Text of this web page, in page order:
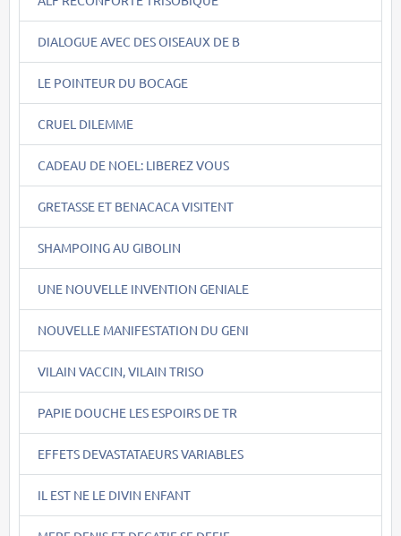
DIALOGUE AVEC DES OISEAUX DE B
LE POINTEUR DU BOCAGE
CRUEL DILEMME
CADEAU DE NOEL: LIBEREZ VOUS
GRETASSE ET BENACACA VISITENT
SHAMPOING AU GIBOLIN
UNE NOUVELLE INVENTION GENIALE
NOUVELLE MANIFESTATION DU GENI
VILAIN VACCIN, VILAIN TRISO
PAPIE DOUCHE LES ESPOIRS DE TR
EFFETS DEVASTATAEURS VARIABLES
IL EST NE LE DIVIN ENFANT